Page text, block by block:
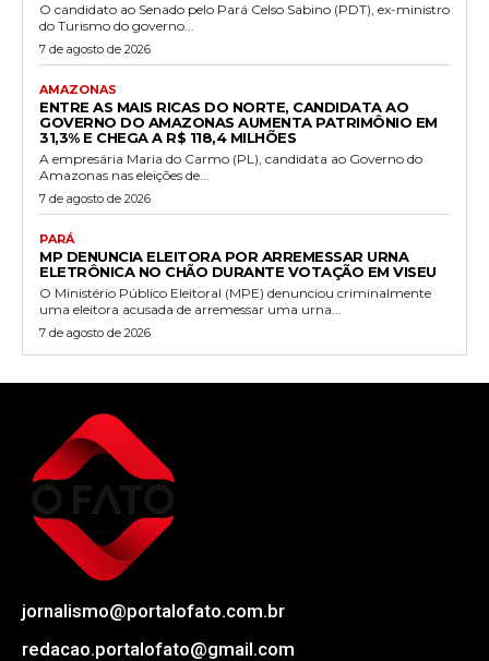
O candidato ao Senado pelo Pará Celso Sabino (PDT), ex-ministro
do Turismo do governo...
7 de agosto de 2026
AMAZONAS
ENTRE AS MAIS RICAS DO NORTE, CANDIDATA AO
GOVERNO DO AMAZONAS AUMENTA PATRIMÔNIO EM
31,3% E CHEGA A R$ 118,4 MILHÕES
A empresária Maria do Carmo (PL), candidata ao Governo do
Amazonas nas eleições de...
7 de agosto de 2026
PARÁ
MP DENUNCIA ELEITORA POR ARREMESSAR URNA
ELETRÔNICA NO CHÃO DURANTE VOTAÇÃO EM VISEU
O Ministério Público Eleitoral (MPE) denunciou criminalmente
uma eleitora acusada de arremessar uma urna...
7 de agosto de 2026
jornalismo@portalofato.com.br
redacao.portalofato@gmail.com